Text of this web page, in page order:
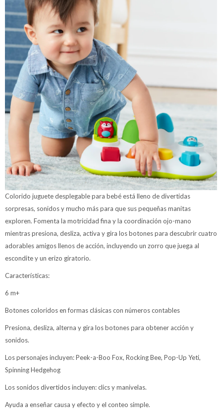
Colorido juguete desplegable para bebé está lleno de divertidas
sorpresas, sonidos y mucho más para que sus pequeñas manitas
exploren. Fomenta la motricidad fina y la coordinación ojo-mano
mientras presiona, desliza, activa y gira los botones para descubrir cuatro
adorables amigos llenos de acción, incluyendo un zorro que juega al
escondite y un erizo giratorio.
Características:
6 m+
Botones coloridos en formas clásicas con números contables
Presiona, desliza, alterna y gira los botones para obtener acción y
sonidos.
Los personajes incluyen: Peek-a-Boo Fox, Rocking Bee, Pop-Up Yeti,
Spinning Hedgehog
Los sonidos divertidos incluyen: clics y manivelas.
Ayuda a enseñar causa y efecto y el conteo simple.